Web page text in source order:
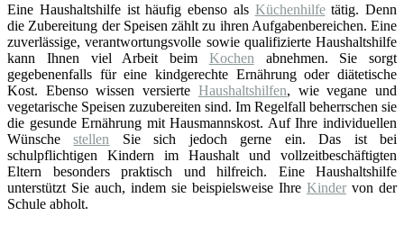
Eine Haushaltshilfe ist häufig ebenso als Küchenhilfetätig. Denn
die Zubereitung der Speisen zählt zu ihren Aufgabenbereichen. Eine
zuverlässige, verantwortungsvolle sowie qualifizierte Haushaltshilfe
kann Ihnen viel Arbeit beim Kochen abnehmen. Sie sorgt
gegebenenfalls für eine kindgerechte Ernährung oder diätetische
Kost. Ebenso wissen versierte Haushaltshilfen, wie vegane und
vegetarische Speisen zuzubereiten sind. Im Regelfall beherrschen sie
die gesunde Ernährung mit Hausmannskost. Auf Ihre individuellen
Wünschestellen Sie sich jedoch gerne ein. Das ist bei
schulpflichtigen Kindern im Haushalt und vollzeitbeschäftigten
Eltern besonders praktisch und hilfreich. Eine Haushaltshilfe
unterstützt Sie auch, indem sie beispielsweise Ihre Kinder von der
Schule abholt.